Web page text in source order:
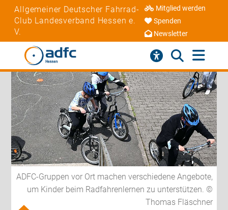
Allgemeiner Deutscher Fahrrad-
Club Landesverband Hessen e.
V.
Mitglied werden
Spenden
Newsletter
ADFC-Gruppen vor Ort machen verschiedene Angebote,
um Kinder beim Radfahrenlernen zu unterstützen. ©
Thomas Fläschner